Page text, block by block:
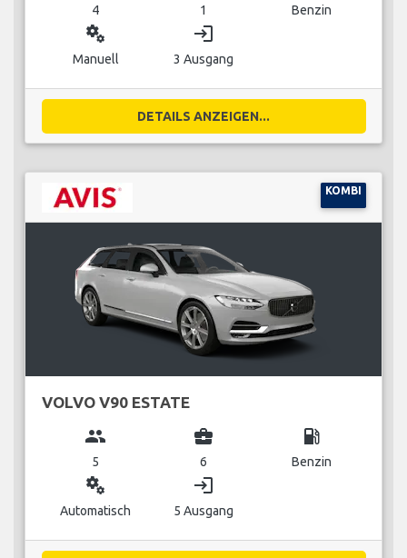
4 1 Benzin
miscellaneous_services
Manuell
login
3 Ausgang
DETAILS ANZEIGEN...
KOMBI
VOLVO V90 ESTATE
group
5
business_center
6
local_gas_station
Benzin
miscellaneous_services
Automatisch
login
5 Ausgang